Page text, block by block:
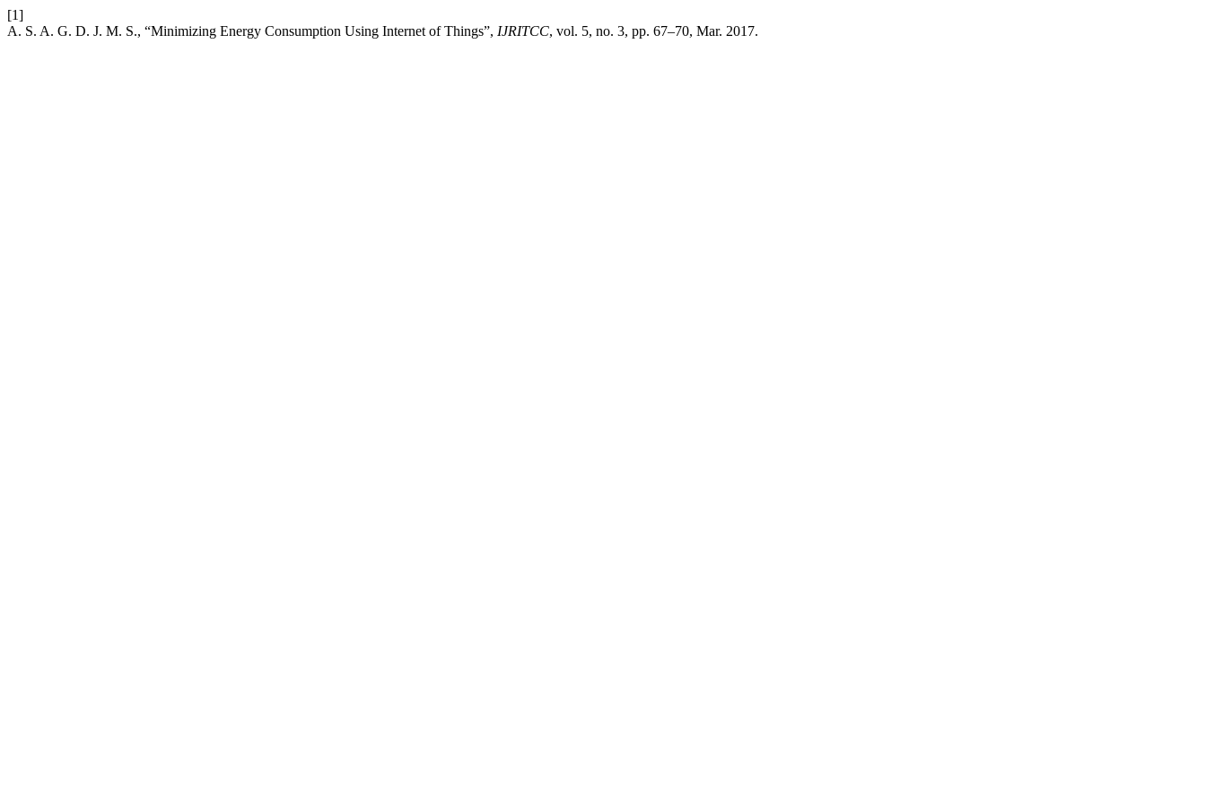
[1]
A. S. A. G. D. J. M. S., “Minimizing Energy Consumption Using Internet of Things”, IJRITCC, vol. 5, no. 3, pp. 67–70, Mar. 2017.